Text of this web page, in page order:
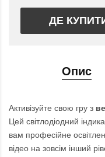
ДЕ
Опис
Активізуйте свою гру з
Цей світлодіодний
вам професійне
відео на зовсім інший